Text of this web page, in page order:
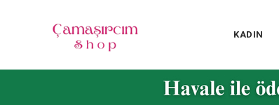
KADIN